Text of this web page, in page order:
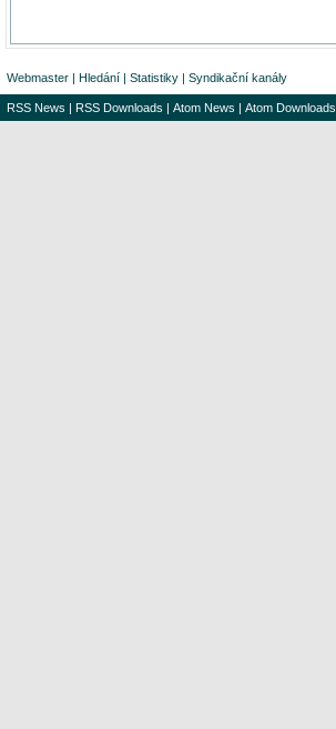
Webmaster | Hledání | Statistiky | Syndikační kanály
RSS News | RSS Downloads | Atom News | Atom Downloads